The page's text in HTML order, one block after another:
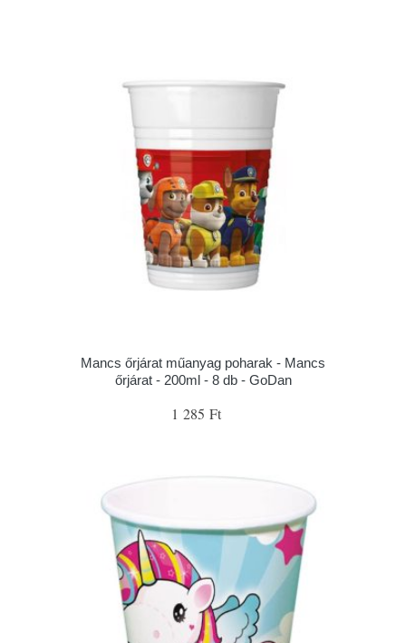
Mancs őrjárat műanyag poharak - Mancs
őrjárat - 200ml - 8 db - GoDan
1 285 Ft